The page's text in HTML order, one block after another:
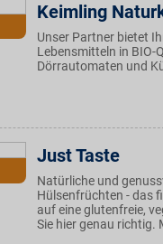
Keimling
Unser Partner bietet
Lebensmitteln in BIO-
Dörrautomaten und
Just Taste
Natürliche und
Hülsenfrüchten - das
auf eine glutenfreie,
Sie hier genau richtig.